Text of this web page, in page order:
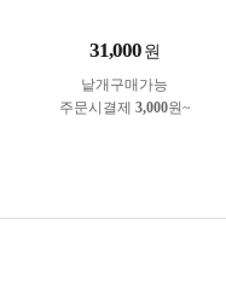
31,000 원
낱개구매가능
주문시결제 3,000원~